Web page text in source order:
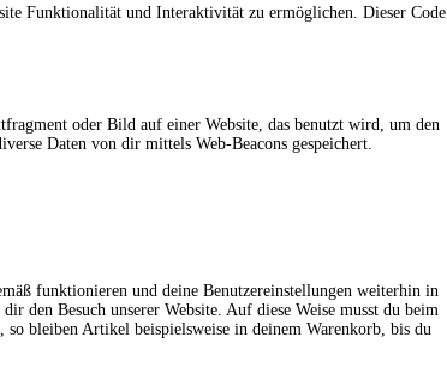
Funktionalität und Interaktivität zu ermöglichen. Dieser Code
oder Bild auf einer Website, das benutzt wird, um den
Daten von dir mittels Web-Beacons gespeichert.
funktionieren und deine Benutzereinstellungen weiterhin in
den Besuch unserer Website. Auf diese Weise musst du beim
bleiben Artikel beispielsweise in deinem Warenkorb, bis du